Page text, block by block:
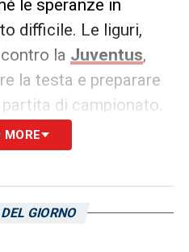
le speranze in
difficile. Le liguri,
la Juventus,
la testa e preparare
di campionato.
hanno svolto
Alla fine
per scattare
MORE
GIORNO